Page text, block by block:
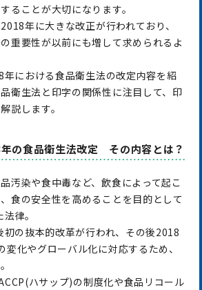
ることが大切になります。
年に大きな改正が行われており、
重要性が以前にも増して求められるよ
における食品衛生法の改定内容を紹
衛生法と印字の関係性に注目して、印
説します。
の食品衛生法改定 その内容とは？
汚染や食中毒など、飲食によって起こ
食の安全性を高めることを目的として
律。
の抜本的改革が行われ、その後2018
化やグローバル化に対応するため、
ハサップ)の制度化や食品リコール